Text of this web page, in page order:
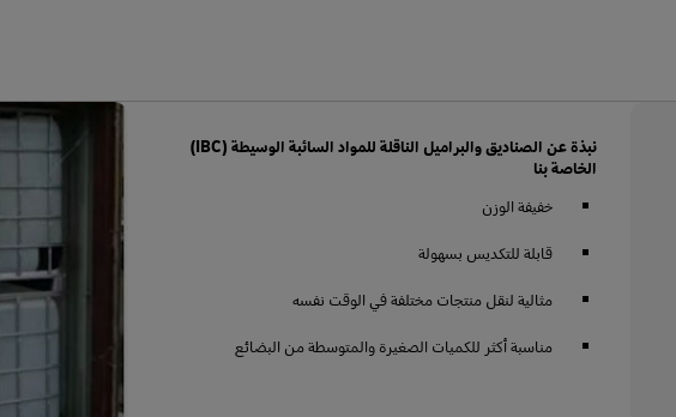
نبذة عن الصناديق والبراميل الناقلة للمواد السائبة الوسيطة (IBC)
الخاصة بنا
خفيفة الوزن
قابلة للتكديس بسهولة
مثالية لنقل منتجات مختلفة في الوقت نفسه
مناسبة أكثر للكميات الصغيرة والمتوسطة من البضائع